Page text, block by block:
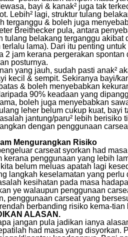
bayi & kanak² juga tak
Lebih² lagi, struktur tulang
terganggu & boleh juga
Breithecker pula, antara
tulang belakang terganggu
lama). Dari itu penting
2 jam kerana pergerakan
posturnya.
yang jauh, sudah pasti anak²
kecil & sempit. Sekiranya bayi/
& boleh menyebabkan
90% keadaan yang
boleh juga menyebabkan
leher belum cukup kuat, bayi
jantung/paru² lebih
dengan penggunaan
Mengurangkan Risiko
carseat syorkan had
kerana penggunaan yang lebih
belum meluas apatah lagi
langkah keselamatan yang
kesihatan pada masa
ye walaupun penggunaan
penggunaan carseat yang
berbanding risiko kema-
ALASAN.
jangan pula jadikan ianya
had masa yang disyorkan.